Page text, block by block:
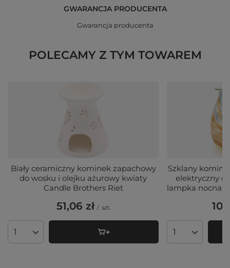
GWARANCJA PRODUCENTA
Gwarancja producenta
POLECAMY Z TYM TOWAREM
Biały ceramiczny kominek zapachowy
do wosku i olejku ażurowy kwiaty
Candle Brothers Riet
51,06 zł / szt.
Ilość produktów
Szklany
elektryczny
lampka nocna
Ilość